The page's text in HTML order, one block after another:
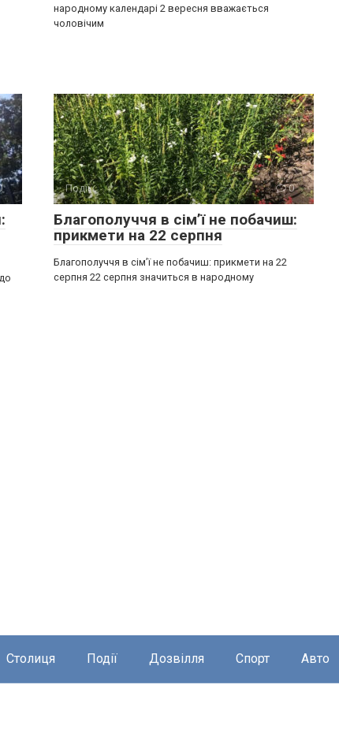
народному календарі 2 вересня вважається
чоловічим
Події 0
Благополуччя в сім’ї не побачиш:
прикмети на 22 серпня
Благополуччя в сім’ї не побачиш: прикмети на 22
серпня 22 серпня значиться в народному
Столиця Події Дозвілля Спорт Авто